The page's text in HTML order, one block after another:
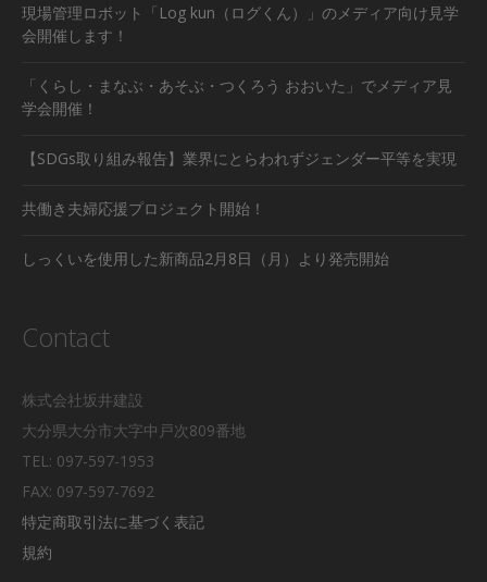
現場管理ロボット「Log kun（ログくん）」のメディア向け見学
会開催します！
「くらし・まなぶ・あそぶ・つくろう おおいた」でメディア見
学会開催！
【SDGs取り組み報告】業界にとらわれずジェンダー平等を実現
共働き夫婦応援プロジェクト開始！
しっくいを使用した新商品2月8日（月）より発売開始
Contact
株式会社坂井建設
大分県大分市大字中戸次809番地
TEL: 097-597-1953
FAX: 097-597-7692
特定商取引法に基づく表記
規約